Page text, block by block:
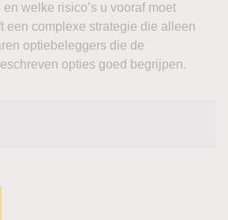
welke risico’s u vooraf moet
een complexe strategie die alleen
optiebeleggers die de
opties goed begrijpen.